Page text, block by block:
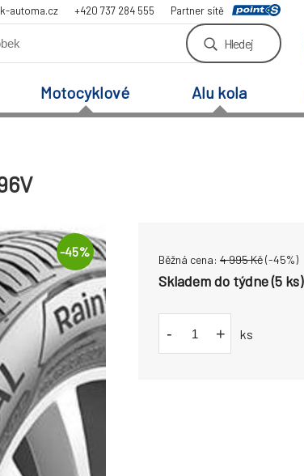
automa.cz +420 737 284 555 Partner sítě
Hledej
Motocyklové Alu kola
-45%
Běžná cena: 4 995Kč(-45%)
Skladem do týdne (5 ks)
- + ks